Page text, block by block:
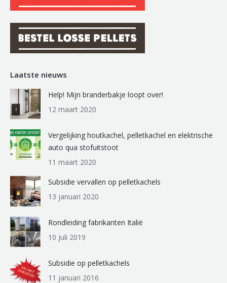
Laatste nieuws
Help! Mijn branderbakje loopt over!
12 maart 2020
Vergelijking houtkachel, pelletkachel en elektrische
auto qua stofuitstoot
11 maart 2020
Subsidie vervallen op pelletkachels
13 januari 2020
Rondleiding fabrikanten Italië
10 juli 2019
Subsidie op pelletkachels
11 januari 2016